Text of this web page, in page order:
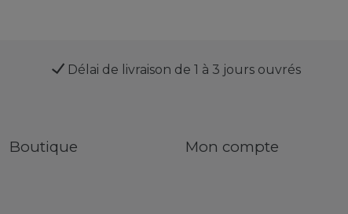
Délai de livraison de 1 à 3 jours ouvrés
Boutique Mon compte